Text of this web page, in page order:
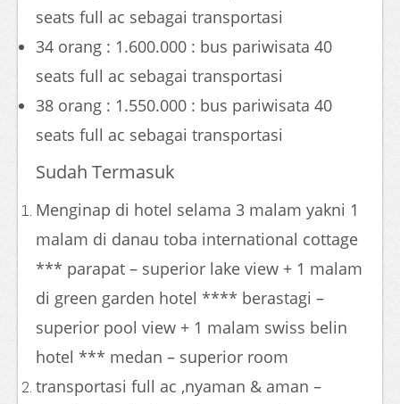
seats full ac sebagai transportasi
34 orang : 1.600.000 : bus pariwisata 40
seats full ac sebagai transportasi
38 orang : 1.550.000 : bus pariwisata 40
seats full ac sebagai transportasi
Sudah Termasuk
Menginap di hotel selama 3 malam yakni 1
malam di danau toba international cottage
*** parapat – superior lake view + 1 malam
di green garden hotel **** berastagi –
superior pool view + 1 malam swiss belin
hotel *** medan – superior room
transportasi full ac ,nyaman & aman –